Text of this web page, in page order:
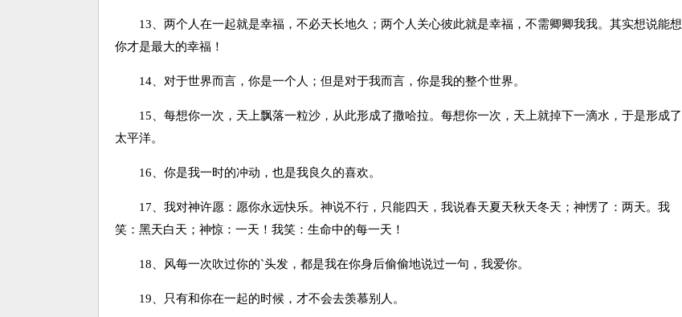
13、两个人在一起就是幸福，不必天长地久；两个人关心彼此就是幸福，不需卿卿我我。其实想说能想
你才是最大的幸福！
14、对于世界而言，你是一个人；但是对于我而言，你是我的整个世界。
15、每想你一次，天上飘落一粒沙，从此形成了撒哈拉。每想你一次，天上就掉下一滴水，于是形成了
太平洋。
16、你是我一时的冲动，也是我良久的喜欢。
17、我对神许愿：愿你永远快乐。神说不行，只能四天，我说春天夏天秋天冬天；神愣了：两天。我
笑：黑天白天；神惊：一天！我笑：生命中的每一天！
18、风每一次吹过你的`头发，都是我在你身后偷偷地说过一句，我爱你。
19、只有和你在一起的时候，才不会去羡慕别人。